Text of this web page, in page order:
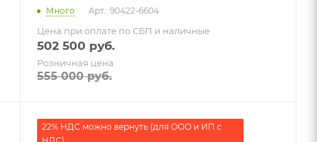
Много Арт.: 90422-6604
Цена при оплате по СБП и наличные
502 500 руб.
Розничная цена
555 000руб.
22% НДС можно вернуть (для ООО и ИП с